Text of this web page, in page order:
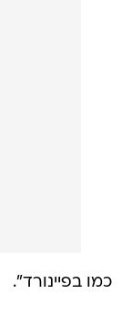
כמו בפיינורד".